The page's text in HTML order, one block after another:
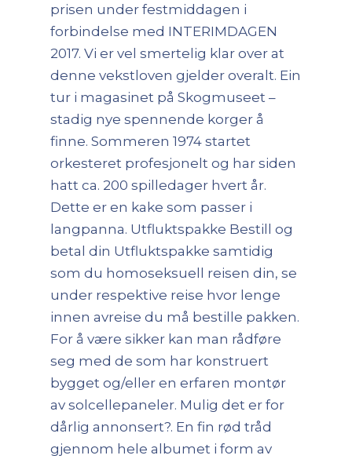
prisen under festmiddagen i
forbindelse med INTERIMDAGEN
2017. Vi er vel smertelig klar over at
denne vekstloven gjelder overalt. Ein
tur i magasinet på Skogmuseet –
stadig nye spennende korger å
finne. Sommeren 1974 startet
orkesteret profesjonelt og har siden
hatt ca. 200 spilledager hvert år.
Dette er en kake som passer i
langpanna. Utfluktspakke Bestill og
betal din Utfluktspakke samtidig
som du homoseksuell reisen din, se
under respektive reise hvor lenge
innen avreise du må bestille pakken.
For å være sikker kan man rådføre
seg med de som har konstruert
bygget og/eller en erfaren montør
av solcellepaneler. Mulig det er for
dårlig annonsert?. En fin rød tråd
gjennom hele albumet i form av